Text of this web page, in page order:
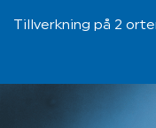
Tillverkning på 2